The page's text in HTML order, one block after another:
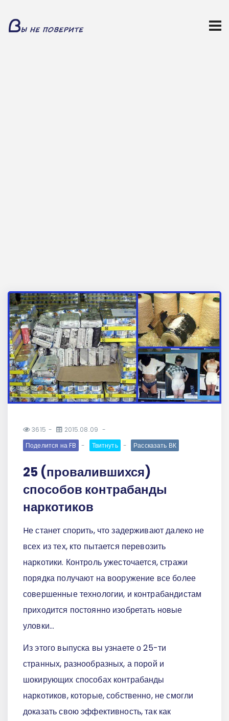
3615
2015.08.09
Поделится на FB
Твитнуть Рассказать ВК
25 (провалившихся)
способов контрабанды
наркотиков
Hе станет спорить, что задерживают далеко не
всех из тех, кто пытается перевозить
наркотики. Контроль ужесточается, стражи
порядка получают на вооружение все более
совершенные технологии, и контрабандистам
приходится постоянно изобретать новые
уловки…
Из этого выпуска вы узнаете о 25-ти
странных, разнообразных, а порой и
шокирующих способах контрабанды
наркотиков, которые, собственно, не смогли
доказать свою эффективность, так как